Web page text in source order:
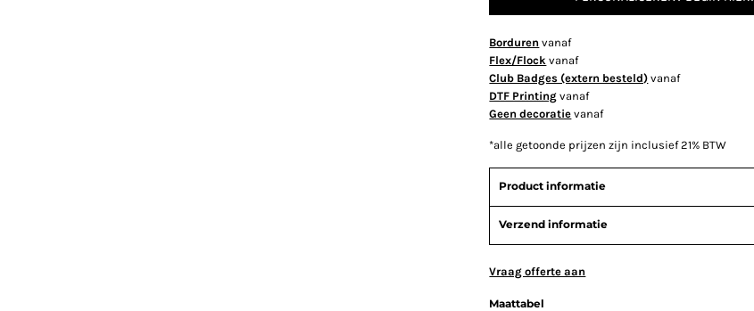
Borduren vanaf
Flex/Flock vanaf
Club Badges (extern besteld) vanaf
DTF Printing vanaf
Geen decoratie vanaf
*alle getoonde prijzen zijn inclusief 21% BTW
Product informatie
Verzend informatie
Vraag offerte aan
Maattabel